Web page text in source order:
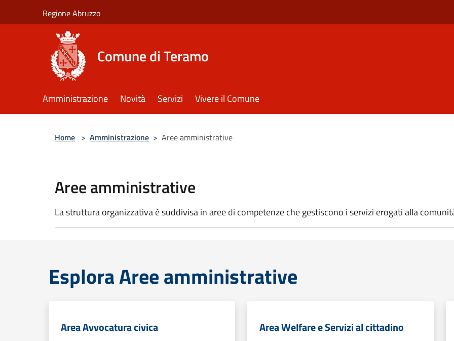
Regione Abruzzo
Comune di Teramo
Amministrazione Novità Servizi Vivere il Comune
Home > Amministrazione > Aree amministrative
Aree amministrative
La struttura organizzativa è suddivisa in aree di competenze che gestiscono i servizi erogati alla
Esplora Aree amministrative
Area Avvocatura civica Area Welfare e Servizi al cittadino